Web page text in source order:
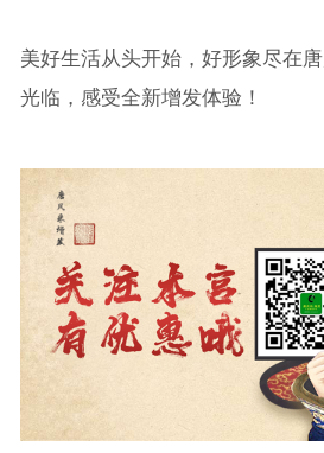
美好生活从头开始，好形象尽在
光临，感受全新增发体验！